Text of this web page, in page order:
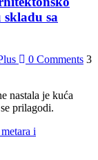
skladu sa
0 Comments 3
nastala je kuća
prilagodi.